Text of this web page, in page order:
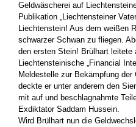
Geldwäscherei auf
Publikation „Liechtensteiner
Liechtenstein! Aus dem weißen
schwarzer Schwan zu fliegen.
den ersten Stein! Brülhart leitete
Liechtensteinische „Financial
Meldestelle zur Bekämpfung der
deckte er unter anderem den
mit auf und beschlagnahmte
Exdiktator Saddam Hussein.
Wird Brülhart nun die